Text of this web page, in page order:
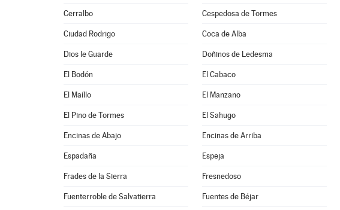
Cerralbo Cespedosa de Tormes
Ciudad Rodrigo Coca de Alba
Dios le Guarde Doñinos de Ledesma
El Bodón El Cabaco
El Maíllo El Manzano
El Pino de Tormes El Sahugo
Encinas de Abajo Encinas de Arriba
Espadaña Espeja
Frades de la Sierra Fresnedoso
Fuenterroble de Salvatierra Fuentes de Béjar